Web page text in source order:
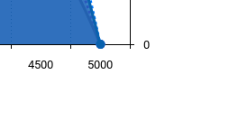
4500 5000
0